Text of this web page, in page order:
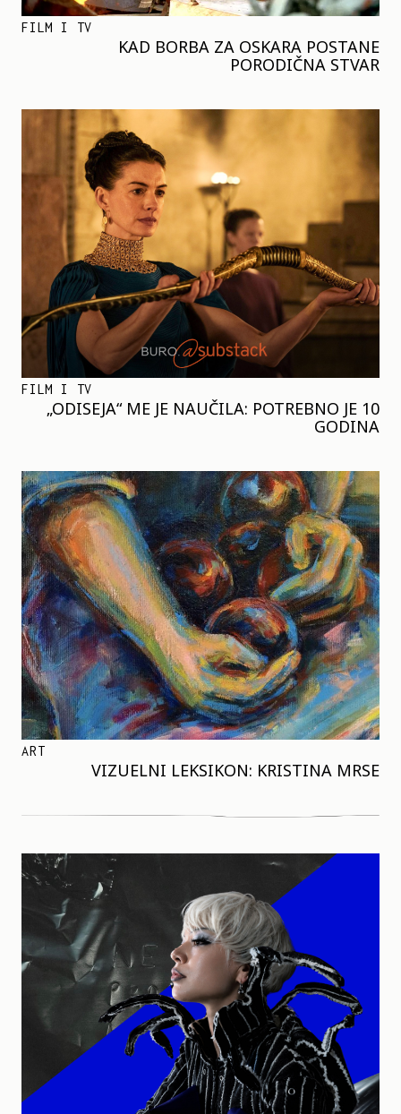
FILM I TV
KAD BORBA ZA OSKARA POSTANE
PORODIČNA STVAR
FILM I TV
„ODISEJA“ ME JE NAUČILA: POTREBNO JE 10
GODINA
ART
VIZUELNI LEKSIKON: KRISTINA MRSE